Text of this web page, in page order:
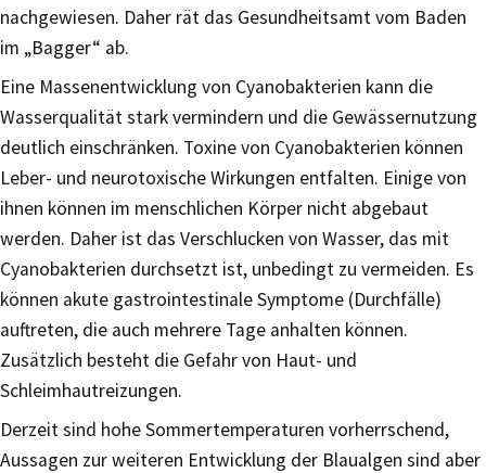
nachgewiesen. Daher rät das Gesundheitsamt vom Baden
im „Bagger“ ab.
Eine Massenentwicklung von Cyanobakterien kann die
Wasserqualität stark vermindern und die Gewässernutzung
deutlich einschränken. Toxine von Cyanobakterien können
Leber- und neurotoxische Wirkungen entfalten. Einige von
ihnen können im menschlichen Körper nicht abgebaut
werden. Daher ist das Verschlucken von Wasser, das mit
Cyanobakterien durchsetzt ist, unbedingt zu vermeiden. Es
können akute gastrointestinale Symptome (Durchfälle)
auftreten, die auch mehrere Tage anhalten können.
Zusätzlich besteht die Gefahr von Haut- und
Schleimhautreizungen.
Derzeit sind hohe Sommertemperaturen vorherrschend,
Aussagen zur weiteren Entwicklung der Blaualgen sind aber